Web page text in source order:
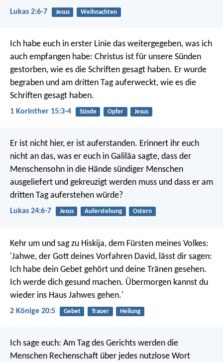
Lukas 2:6-7 Jesus Weihnachten
Ich habe euch in erster Linie das weitergegeben, was ich
auch empfangen habe: Christus ist für unsere Sünden
gestorben, wie es die Schriften gesagt haben. Er wurde
begraben und am dritten Tag auferweckt, wie es die
Schriften gesagt haben.
1 Korinther 15:3-4 Sünde Opfer Jesus
Er ist nicht hier, er ist auferstanden. Erinnert ihr euch
nicht an das, was er euch in Galiläa sagte, dass der
Menschensohn in die Hände sündiger Menschen
ausgeliefert und gekreuzigt werden muss und dass er am
dritten Tag auferstehen würde?
Lukas 24:6-7 Jesus Auferstehung Ostern
Kehr um und sag zu Hiskija, dem Fürsten meines Volkes:
'Jahwe, der Gott deines Vorfahren David, lässt dir sagen:
Ich habe dein Gebet gehört und deine Tränen gesehen.
Ich werde dich gesund machen. Übermorgen kannst du
wieder ins Haus Jahwes gehen.'
2 Könige 20:5 Gebet Trauer Heilung
Ich sage euch: Am Tag des Gerichts werden die
Menschen Rechenschaft über jedes nutzlose Wort